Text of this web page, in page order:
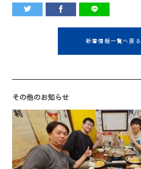
新着情報一覧へ戻る
その他のお知らせ